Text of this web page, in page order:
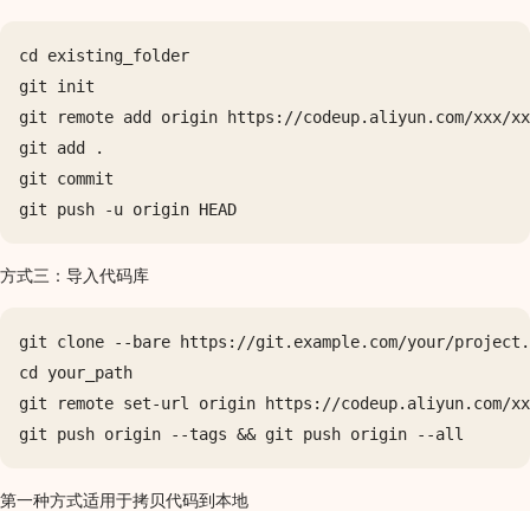
cd existing_folder
git init
git remote add origin https://codeup.aliyun.com/xxx/
git add .
git commit
方式三：导入代码库
git clone --bare https://git.example.com/your/
cd your_path
git remote set-url origin https://codeup.aliyun.com/
第一种方式适用于拷贝代码到本地